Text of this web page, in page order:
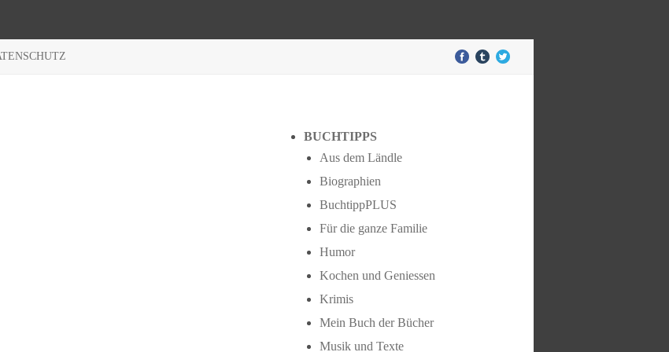
BUCHTIPPS
Aus dem Ländle
Biographien
BuchtippPLUS
Für die ganze Familie
Humor
Kochen und Geniessen
Krimis
Mein Buch der Bücher
Musik und Texte